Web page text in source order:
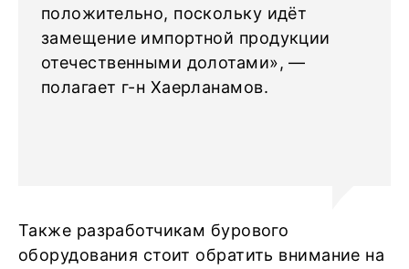
положительно, поскольку идёт
замещение импортной продукции
отечественными долотами», —
полагает г-н Хаерланамов.
Также разработчикам бурового
оборудования стоит обратить внимание на